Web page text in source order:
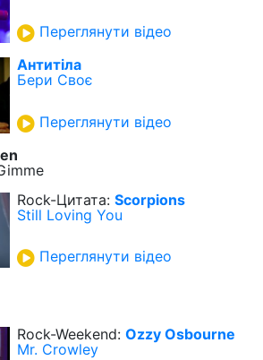
Переглянути відео
Антитіла
Бери Своє
Переглянути відео
Rock-Цитата: Scorpions
Still Loving You
Переглянути відео
Rock-Weekend: Ozzy Osbourne
Mr. Crowley